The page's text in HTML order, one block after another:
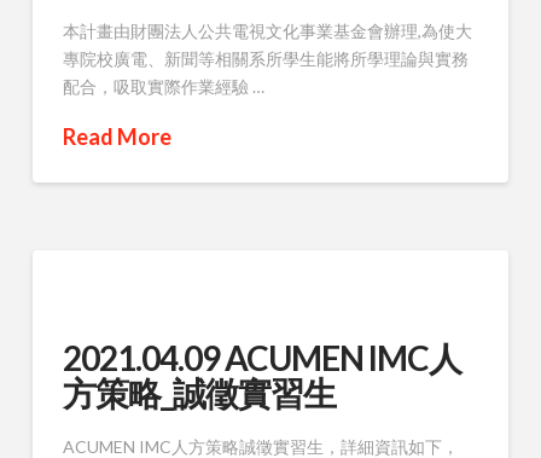
本計畫由財團法人公共電視文化事業基金會辦理,為使大
專院校廣電、新聞等相關系所學生能將所學理論與實務
配合，吸取實際作業經驗 …
Read More
2021.04.09 ACUMEN IMC人
方策略_誠徵實習生
ACUMEN IMC人方策略誠徵實習生，詳細資訊如下，